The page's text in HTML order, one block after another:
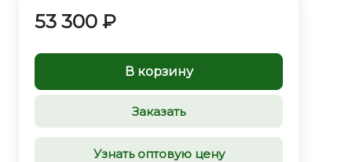
53 300 ₽
В корзину
Заказать
Узнать оптовую цену